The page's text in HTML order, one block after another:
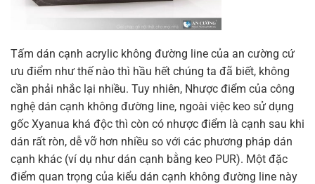
Tấm dán cạnh acrylic không đường line của an cường cứ
ưu điểm như thế nào thì hầu hết chúng ta đã biết, không
cần phải nhắc lại nhiều. Tuy nhiên, Nhược điểm của công
nghệ dán cạnh không đường line, ngoài việc keo sử dụng
gốc Xyanua khá độc thì còn có nhược điểm là cạnh sau khi
dán rất ròn, dễ vỡ hơn nhiều so với các phương pháp dán
cạnh khác (ví dụ như dán cạnh bằng keo PUR). Một đặc
điểm quan trọng của kiểu dán cạnh không đường line này